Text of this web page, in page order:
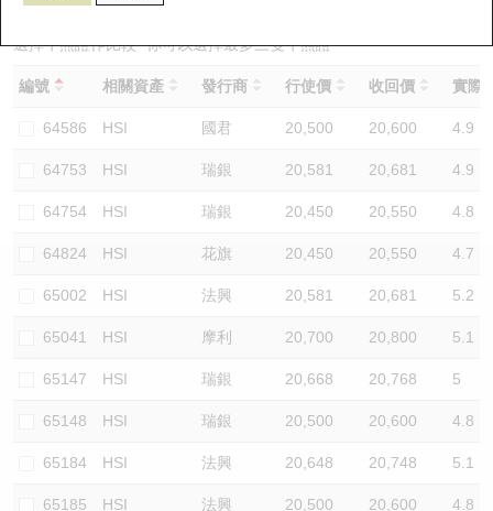
選擇牛熊證作比較 *你可以選擇最多三隻牛熊證
編號 相關資產 發行商 行使價 收回價 實際
64586 HSI 國君 20,500 20,600 4.9
64753 HSI 瑞銀 20,581 20,681 4.9
64754 HSI 瑞銀 20,450 20,550 4.8
64824 HSI 花旗 20,450 20,550 4.7
65002 HSI 法興 20,581 20,681 5.2
65041 HSI 摩利 20,700 20,800 5.1
65147 HSI 瑞銀 20,668 20,768 5
65148 HSI 瑞銀 20,500 20,600 4.8
65184 HSI 法興 20,648 20,748 5.1
65185 HSI 法興 20,500 20,600 4.8
認股證分析儀
認股證速算機
認股證/牛熊證日誌
認股證文件及公告
新發行瑞銀牛熊證
已收回牛熊證剩餘價值
牛熊證到期結算價查詢
牛熊證分析儀
牛熊證文件及公告
牛熊證文件及公告 (瑞信)
街貨統計
三十大平均引伸波幅
科指成份股
相關資產沽空
中資ETFs溢價比較
AH 股價對照
ADR
收市競價變化
牛熊證投資者教育
認股證牛熊證常問問題